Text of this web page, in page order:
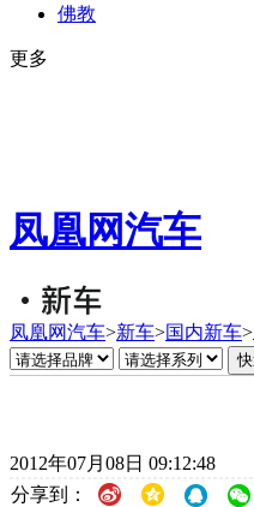
佛教
更多
凤凰网汽车
凤凰网汽车>新车>国内新车>
2012年07月08日 09:12:48
分享到：